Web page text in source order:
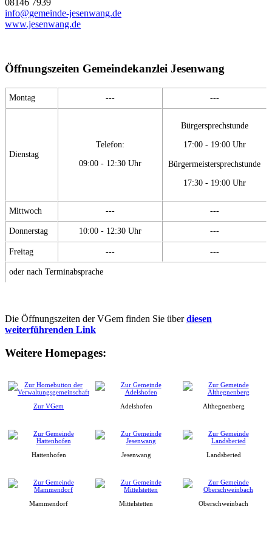
08146 7939
info@gemeinde-jesenwang.de
www.jesenwang.de
Öffnungszeiten Gemeindekanzlei Jesenwang
Montag --- ---
Dienstag
Telefon:
09:00 - 12:30 Uhr
Bürgersprechstunde
17:00 - 19:00 Uhr
Bürgermeistersprechstunde
17:30 - 19:00 Uhr
Mittwoch --- ---
Donnerstag 10:00 - 12:30 Uhr ---
Freitag --- ---
oder nach Terminabsprache
Die Öffnungszeiten der VGem finden Sie überdiesen
weiterführenden Link
Weitere Homepages:
Zur VGem Adelshofen Althegnenberg
Hattenhofen Jesenwang Landsberied
Mammendorf Mittelstetten Oberschweinbach